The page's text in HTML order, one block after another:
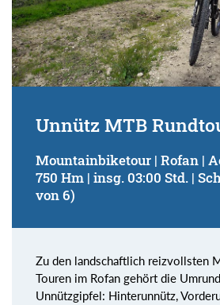
Unnütz MTB
Mountainbiketour | Rofan |
750 Hm | insg. 03:00 Std. |
von 6)
Zu den landschaftlich reizvollsten
Touren im Rofan gehört die
Unnützgipfel: Hinterunnütz,